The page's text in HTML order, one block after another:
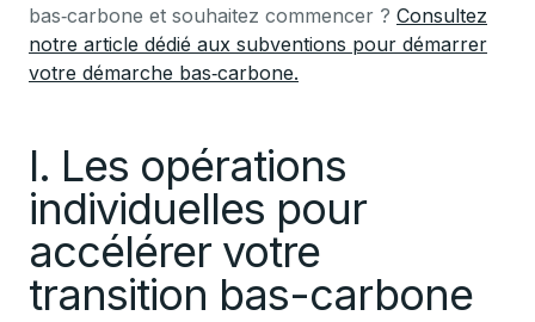
bas‑carbone et souhaitez commencer ? Consultez
notre article dédié aux subventions pour démarrer
votre démarche bas‑carbone.
I. Les opérations
individuelles pour
accélérer votre
transition bas-carbone